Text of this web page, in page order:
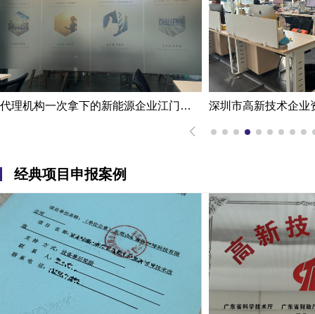
代理机构一次拿下的新能源企业江门高新技术企业认定申报案例
经典项目申报案例